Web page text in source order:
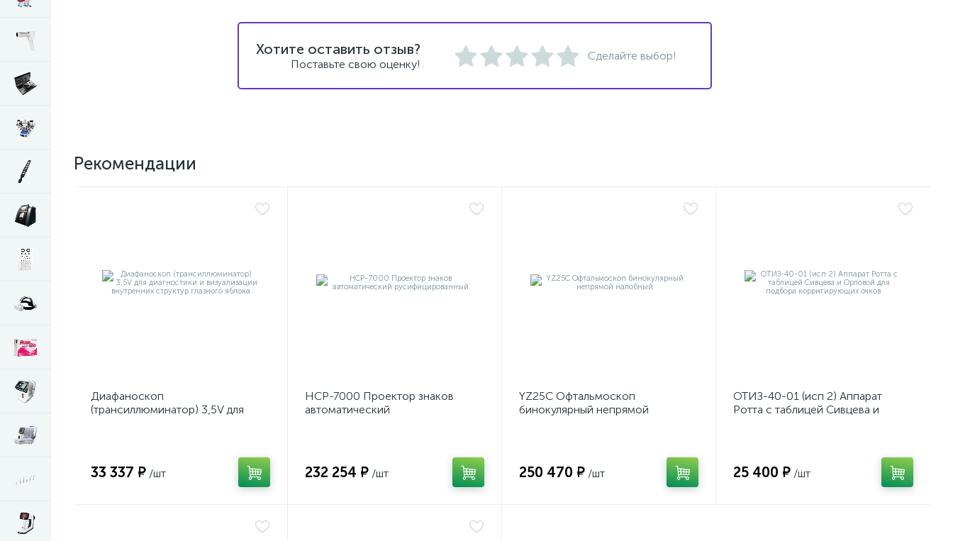
Хотите оставить отзыв?
Поставьте свою оценку!
Сделайте выбор!
Рекомендации
Диафаноскоп
(трансиллюминатор) 3,5V для
33 337 ₽ /шт
НСР-7000 Проектор знаков
автоматический
232 254 ₽ /шт
YZ25C Офтальмоскоп
бинокулярный непрямой
250 470 ₽ /шт
ОТИЗ-40-01 (исп 2) Аппарат
Ротта с таблицей Сивцева и
25 400 ₽ /шт